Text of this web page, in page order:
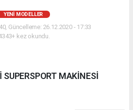
YENI MODELLER
Güncelleme: 26.12.2020 - 17:33
kez okundu.
SUPERSPORT MAKİNESİ